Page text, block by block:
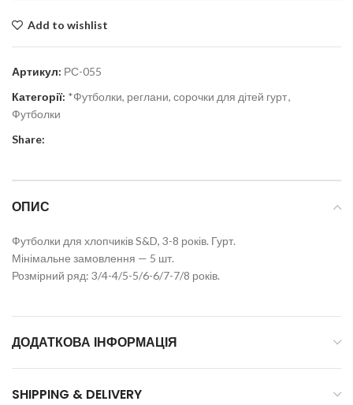
Add to wishlist
Артикул: РС-055
Категорії: *Футболки, реглани, сорочки для дітей гурт,
Футболки
Share:
ОПИС
Футболки для хлопчиків S&D, 3-8 років. Гурт.
Мінімальне замовлення — 5 шт.
Розмірний ряд: 3/4-4/5-5/6-6/7-7/8 років.
ДОДАТКОВА ІНФОРМАЦІЯ
SHIPPING & DELIVERY